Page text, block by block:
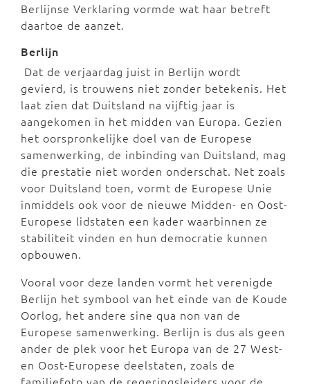
Berlijnse Verklaring vormde wat haar betreft
daartoe de aanzet.
Berlijn
Dat de verjaardag juist in Berlijn wordt
gevierd, is trouwens niet zonder betekenis. Het
laat zien dat Duitsland na vijftig jaar is
aangekomen in het midden van Europa. Gezien
het oorspronkelijke doel van de Europese
samenwerking, de inbinding van Duitsland, mag
die prestatie niet worden onderschat. Net zoals
voor Duitsland toen, vormt de Europese Unie
inmiddels ook voor de nieuwe Midden- en Oost-
Europese lidstaten een kader waarbinnen ze
stabiliteit vinden en hun democratie kunnen
opbouwen.
Vooral voor deze landen vormt het verenigde
Berlijn het symbool van het einde van de Koude
Oorlog, het andere sine qua non van de
Europese samenwerking. Berlijn is dus als geen
ander de plek voor het Europa van de 27 West-
en Oost-Europese deelstaten, zoals de